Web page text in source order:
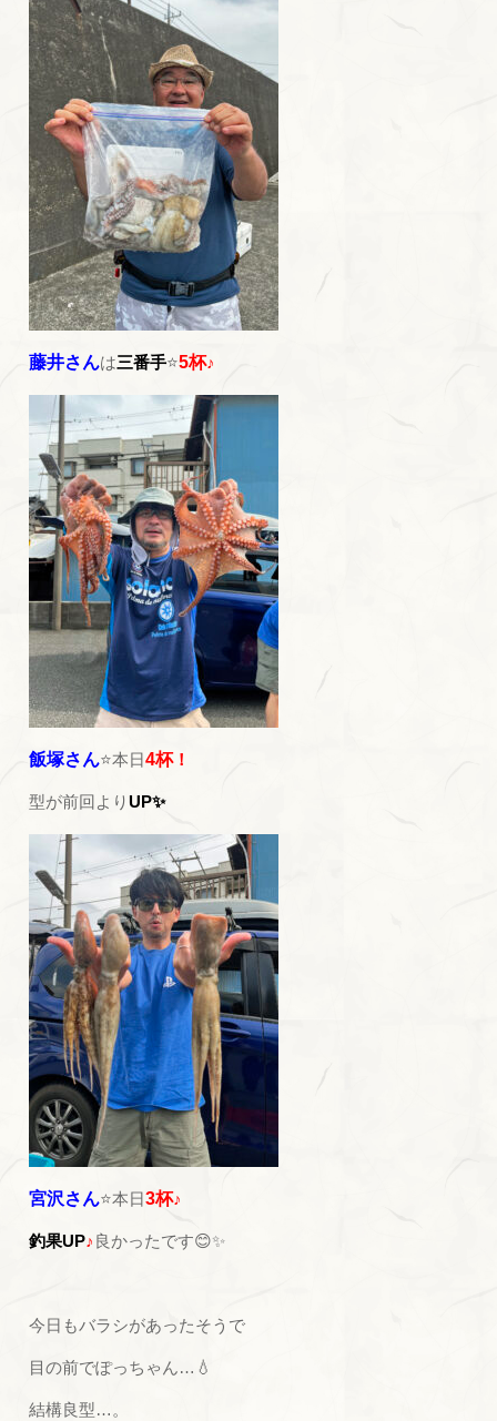
藤井さんは三番手⭐5杯♪
飯塚さん⭐本日4杯！
型が前回よりUP✨
宮沢さん⭐本日3杯♪
釣果UP♪ 良かったです😊✨
今日もバラシがあったそうで
目の前でぽっちゃん…💧
結構良型…。